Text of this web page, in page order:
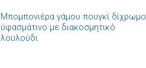
Πρόσθήκη
στην λίστα
Μπομπονιέρα γάμου πουγκί δίχρωμο
ύφασμάτινο με διακοσμητικό
λουλούδι